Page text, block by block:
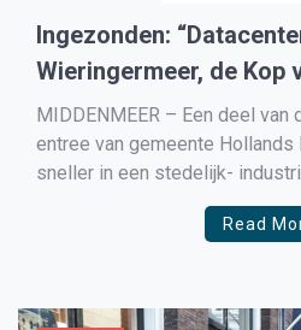
Ingezonden:
Wieringermeer, de Kop
Holland”
MIDDENMEER – Een deel van
entree van gemeente
sneller in een stedelijk-
inwoners willen? Dit deel van
Holland heeft de laatste jaren
[…]
Read